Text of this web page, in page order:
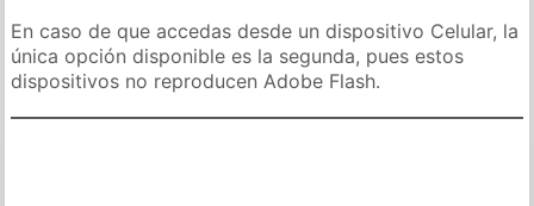
En caso de que accedas desde un dispositivo Celular, la
única opción disponible es la segunda, pues estos
dispositivos no reproducen Adobe Flash.